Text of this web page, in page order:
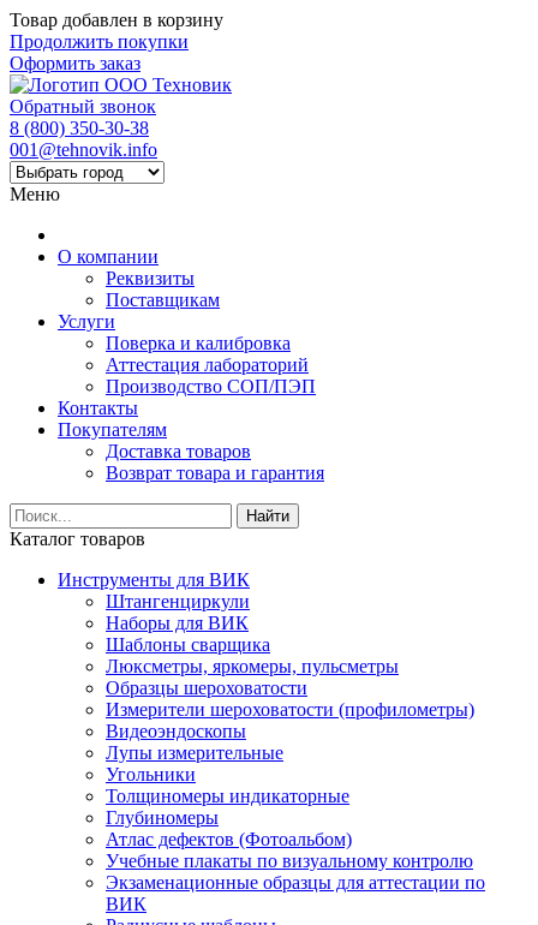
Товар добавлен в корзину
Продолжить покупки
Оформить заказ
Обратный звонок
8 (800) 350-30-38
001@tehnovik.info
Меню
О компании
Реквизиты
Поставщикам
Услуги
Поверка и калибровка
Аттестация лабораторий
Производство СОП/ПЭП
Контакты
Покупателям
Доставка товаров
Возврат товара и гарантия
Найти
Каталог товаров
Инструменты для ВИК
Штангенциркули
Наборы для ВИК
Шаблоны сварщика
Люксметры, яркомеры, пульсметры
Образцы шероховатости
Измерители шероховатости (профилометры)
Видеоэндоскопы
Лупы измерительные
Угольники
Толщиномеры индикаторные
Глубиномеры
Атлас дефектов (Фотоальбом)
Учебные плакаты по визуальному контролю
Экзаменационные образцы для аттестации по
ВИК